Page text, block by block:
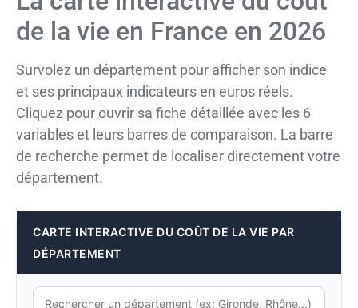
de la vie en France en 2026
Survolez un département pour afficher son indice
et ses principaux indicateurs en euros réels.
Cliquez pour ouvrir sa fiche détaillée avec les 6
variables et leurs barres de comparaison. La barre
de recherche permet de localiser directement votre
département.
CARTE INTERACTIVE DU COÛT DE LA VIE PAR
DÉPARTEMENT